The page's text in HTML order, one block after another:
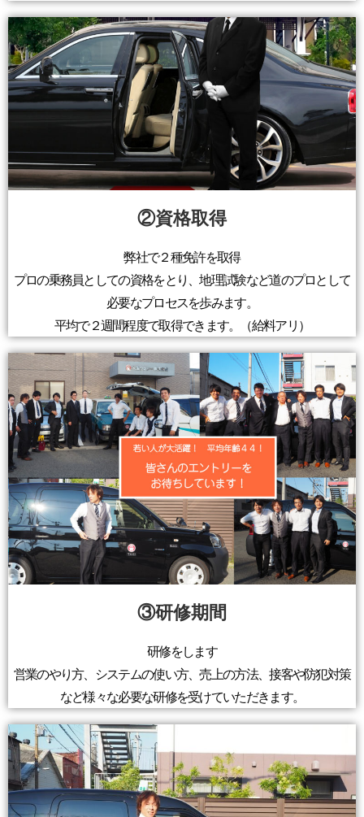
②資格取得
弊社で２種免許を取得
プロの乗務員としての資格をとり、地理試験など道のプロとして
必要なプロセスを歩みます。
平均で２週間程度で取得できます。（給料アリ）
③研修期間
研修をします
営業のやり方、システムの使い方、売上の方法、接客や防犯対策
など様々な必要な研修を受けていただきます。